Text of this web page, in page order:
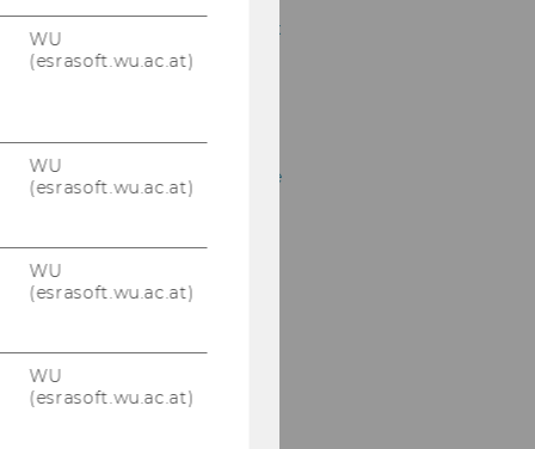
zum Internationalen Tax
Law "Anti-Abuse Rules
and Tax Treaties" -
Umsatzsteuer - „Energie
in der Umsatzsteuer –
Gemeinsamkeiten der
Energie“ - 16.05.2023
KSW
Univ. Prof. Dr. Karoline
WU
(esrasoft.wu.ac.at)
WU
(esrasoft.wu.ac.at)
WU
(esrasoft.wu.ac.at)
WU
(esrasoft.wu.ac.at)